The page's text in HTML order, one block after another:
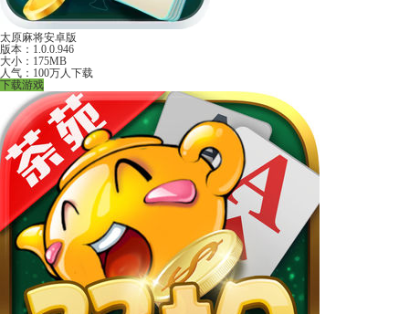
太原麻将安卓版
版本：1.0.0.946
大小：175MB
人气：100万人下载
下载游戏